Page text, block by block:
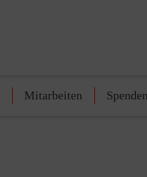
Mitarbeiten Spenden